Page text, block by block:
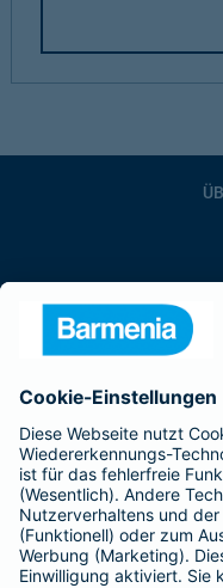
Barmenia ist